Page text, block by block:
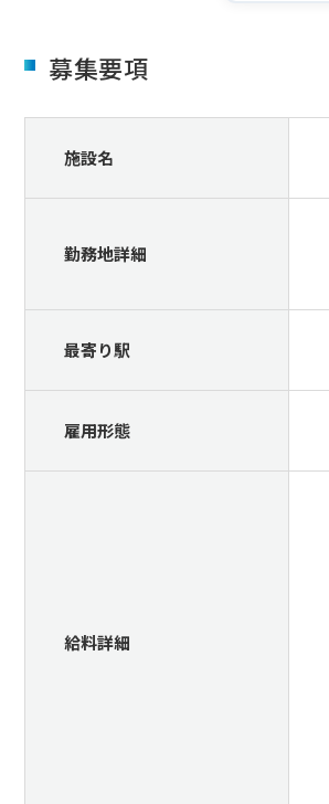
募集要項
施設名
勤務地詳細
最寄り駅
雇用形態
給料詳細